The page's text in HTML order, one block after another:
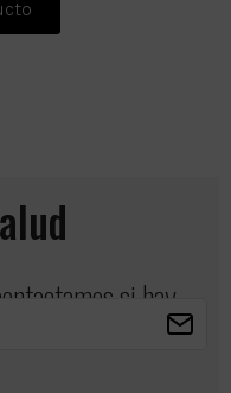
si hay